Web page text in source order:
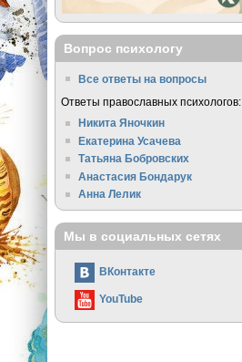
Вопрос психологу
Все ответы на вопросы
Ответы православных психологов:
Никита Яночкин
Екатерина Усачева
Татьяна Бобровских
Анастасия Бондарук
Анна Лелик
Мы в социальных сетях
ВКонтакте
YouTube